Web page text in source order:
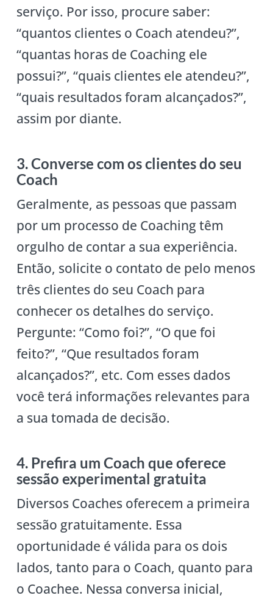
serviço. Por isso, procure saber:
“quantos clientes o Coach atendeu?”,
“quantas horas de Coaching ele
possui?”, “quais clientes ele atendeu?”,
“quais resultados foram alcançados?”,
assim por diante.
3. Converse com os clientes do seu
Coach
Geralmente, as pessoas que passam
por um processo de Coaching têm
orgulho de contar a sua experiência.
Então, solicite o contato de pelo menos
três clientes do seu Coach para
conhecer os detalhes do serviço.
Pergunte: “Como foi?”, “O que foi
feito?”, “Que resultados foram
alcançados?”, etc. Com esses dados
você terá informações relevantes para
a sua tomada de decisão.
4. Prefira um Coach que oferece
sessão experimental gratuita
Diversos Coaches oferecem a primeira
sessão gratuitamente. Essa
oportunidade é válida para os dois
lados, tanto para o Coach, quanto para
o Coachee. Nessa conversa inicial,